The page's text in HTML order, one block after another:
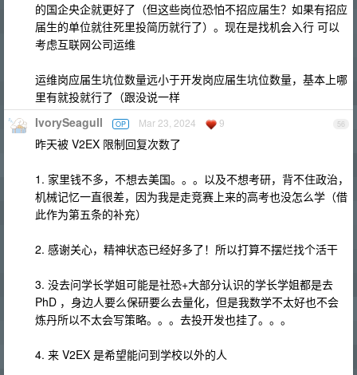
的国企央企就更好了（但这些岗位恐怕不招应届生？如果有招应
届生的单位就往死里投简历就行了）。现在是找机会入行 可以
考虑互联网公司运维
运维岗应届生坑位数量远小于开发岗应届生坑位数量，基本上哪
里有就投就行了（跟没说一样
56
IvorySeagull OP Mar 23, 2024 9
昨天被 V2EX 限制回复次数了
1. 家里钱不多，不想去美国。。。以及不想考研，背不住政治，
机械记忆一直很差，因为我是走竞赛上来的高考也没怎么学（借
此作为第五条的补充）
2. 感谢关心，精神状态已经好多了！所以打算不摆烂找个活干
3. 没去问学长学姐可能是社恐+大部分认识的学长学姐都是去
PhD ，身边人要么保研要么去量化，但是我数学不太好也不会
炼丹所以不太会写策略。。。去投开发也挂了。。。
4. 来 V2EX 是希望能问到学校以外的人